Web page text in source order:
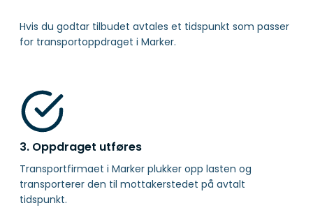
Hvis du godtar tilbudet avtales et tidspunkt som passer
for transportoppdraget i Marker.
3. Oppdraget utføres
Transportfirmaet i Marker plukker opp lasten og
transporterer den til mottakerstedet på avtalt
tidspunkt.